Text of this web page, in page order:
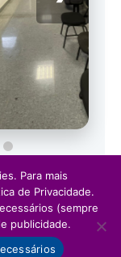
Para mais
de Privacidade.
(sempre
publicidade.